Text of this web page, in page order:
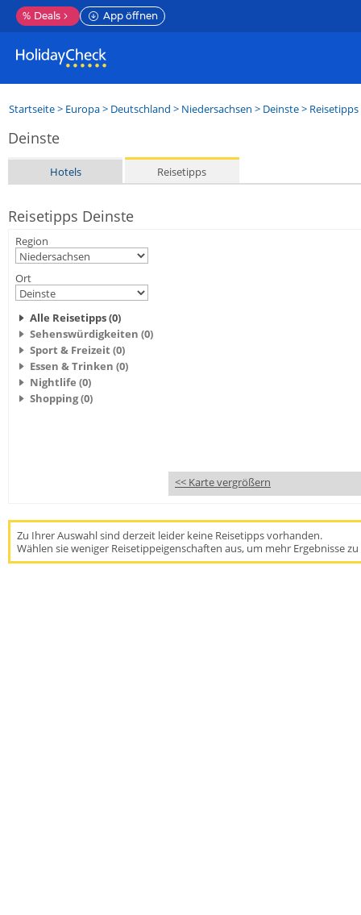
% Deals App öffnen
Startseite> Europa> Deutschland > Niedersachsen > Deinste> Reisetipps
Deinste
Hotels Reisetipps
Reisetipps Deinste
Region
Ort
Alle Reisetipps (0)
Sehenswürdigkeiten (0)
Sport & Freizeit (0)
Essen & Trinken (0)
Nightlife (0)
Shopping (0)
<< Karte vergrößern
Zu Ihrer Auswahl sind derzeit leider keine Reisetipps vorhanden.
Wählen sie weniger Reisetippeigenschaften aus, um mehr Ergebnisse